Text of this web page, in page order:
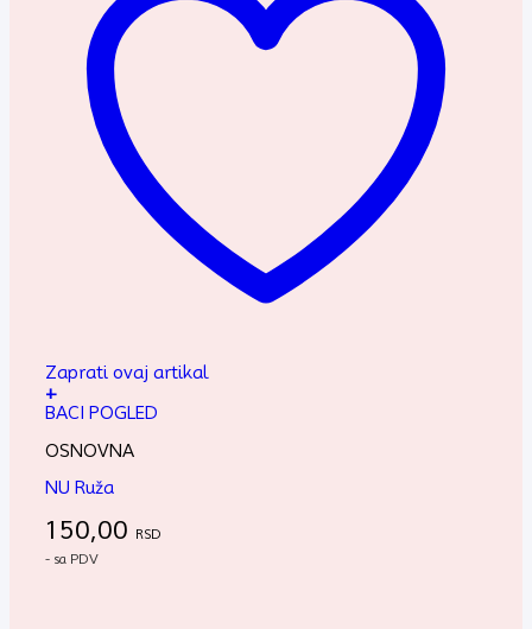
Zaprati ovaj artikal
+
BACI POGLED
OSNOVNA
NU Ruža
150,00 RSD
- sa PDV